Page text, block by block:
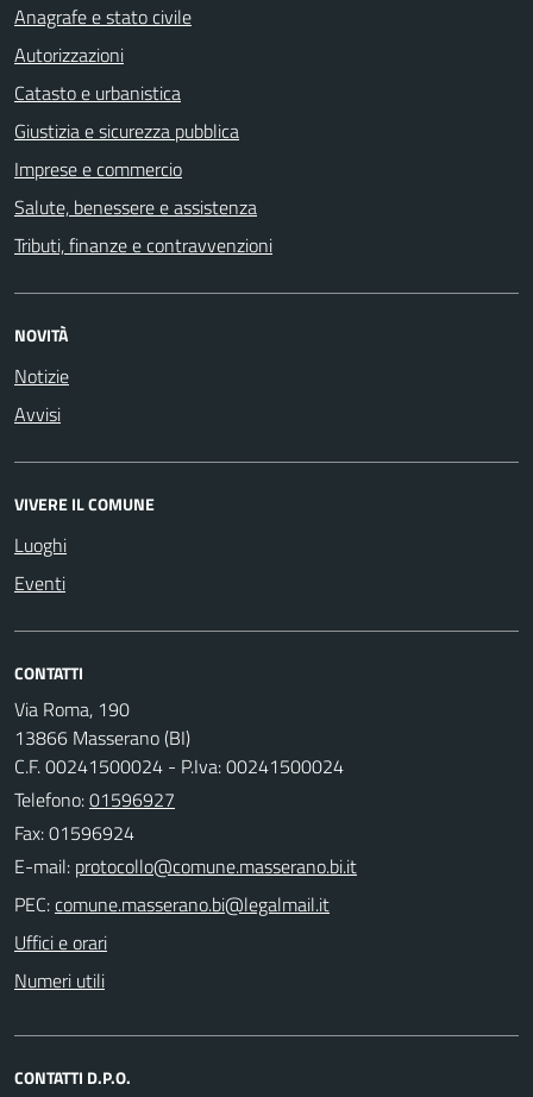
Anagrafe e stato civile
Autorizzazioni
Catasto e urbanistica
Giustizia e sicurezza pubblica
Imprese e commercio
Salute, benessere e assistenza
Tributi, finanze e contravvenzioni
NOVITÀ
Notizie
Avvisi
VIVERE IL COMUNE
Luoghi
Eventi
CONTATTI
Via Roma, 190
13866 Masserano (BI)
C.F. 00241500024 - P.Iva: 00241500024
Telefono:01596927
Fax: 01596924
E-mail:
PEC:
Uffici e orari
Numeri utili
CONTATTI D.P.O.